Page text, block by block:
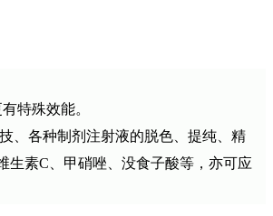
特殊效能。
、各种制剂注射液的脱色、提纯、精
生素C、甲硝唑、没食子酸等，亦可应